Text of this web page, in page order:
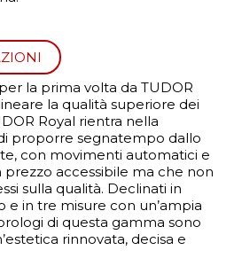
la prima volta da TUDOR
la qualità superiore dei
Royal rientra nella
proporre segnatempo dallo
con movimenti automatici e
prezzo accessibile ma che non
sulla qualità. Declinati in
e in tre misure con un’ampia
di questa gamma sono
rinnovata, decisa e